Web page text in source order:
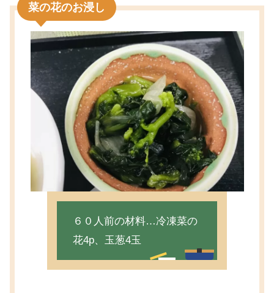
菜の花のお浸し
６０人前の材料…冷凍菜の
花4p、玉葱4玉